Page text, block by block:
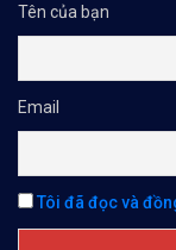
Tên của bạn
Email
Tôi đã đọc và